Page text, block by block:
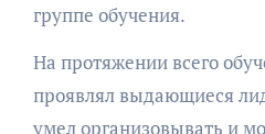
группе обучения.
На протяжении всего
проявлял выдающиеся
умел организовывать и